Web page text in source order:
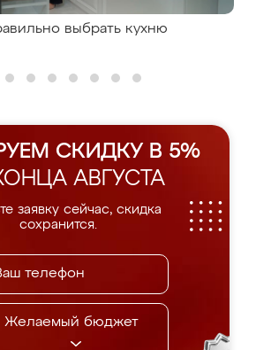
выбрать кухню
СКИДКУ В 5%
АВГУСТА
заявку сейчас, скидка
сохранится.
Желаемый бюджет